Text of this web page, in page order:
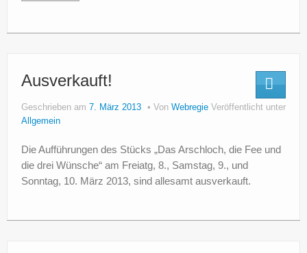
Ausverkauft!
Geschrieben am 7. März 2013 Von Webregie Veröffentlicht unter
Allgemein
Die Aufführungen des Stücks „Das Arschloch, die Fee und
die drei Wünsche“ am Freiatg, 8., Samstag, 9., und
Sonntag, 10. März 2013, sind allesamt ausverkauft.